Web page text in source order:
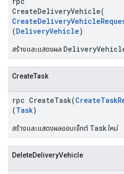
CreateDeliveryVehicle(
(DeliveryVehicle)
สร้างและแสดงผล
CreateTask
rpc CreateTask(
(Task)
สร้างและแสดงผลออบเจ็กต์ Taskใหม่
DeleteDeliveryVehicle